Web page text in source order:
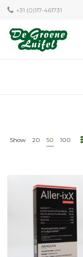
+31 (0)117-461731
Show 20 50 100